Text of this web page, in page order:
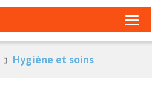
Hygiène et soins